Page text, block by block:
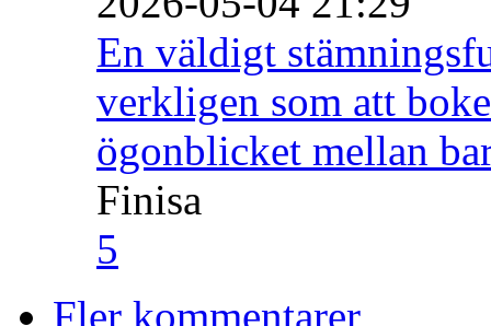
En väldigt
verkligen som att
ögonblicket mellan
Finisa
5
Fler kommentarer